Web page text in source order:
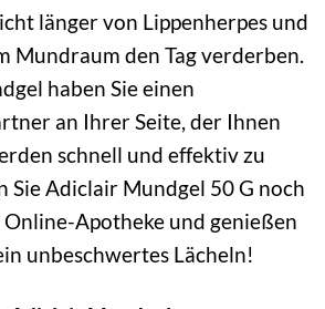
länger von Lippenherpes und
Mundraum den Tag verderben.
haben Sie einen
an Ihrer Seite, der Ihnen
schnell und effektiv zu
Sie Adiclair Mundgel 50 G noch
Apotheke und genießen
unbeschwertes Lächeln!